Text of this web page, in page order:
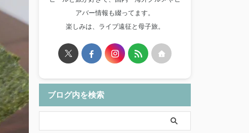
アバー情報も綴ってます。
楽しみは、ライブ遠征と母子旅。
ブログ内を検索